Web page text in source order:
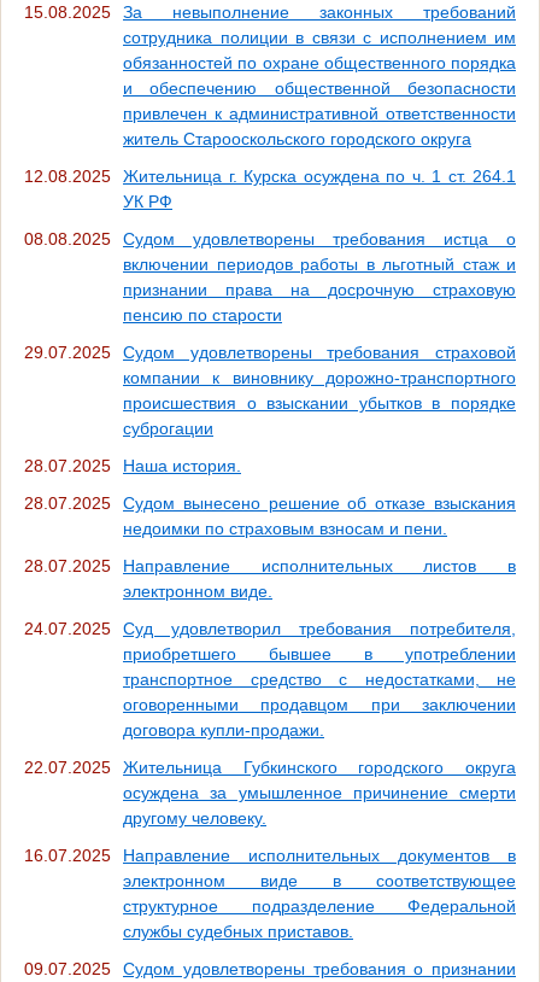
15.08.2025
За невыполнение законных требований
сотрудника полиции в связи с исполнением им
обязанностей по охране общественного порядка
и обеспечению общественной безопасности
привлечен к административной ответственности
житель Старооскольского городского округа
12.08.2025
Жительница г. Курска осуждена по ч. 1 ст. 264.1
УК РФ
08.08.2025
Судом удовлетворены требования истца о
включении периодов работы в льготный стаж и
признании права на досрочную страховую
пенсию по старости
29.07.2025
Судом удовлетворены требования страховой
компании к виновнику дорожно-транспортного
происшествия о взыскании убытков в порядке
суброгации
28.07.2025
Наша история.
28.07.2025
Судом вынесено решение об отказе взыскания
недоимки по страховым взносам и пени.
28.07.2025
Направление исполнительных листов в
электронном виде.
24.07.2025
Суд удовлетворил требования потребителя,
приобретшего бывшее в употреблении
транспортное средство с недостатками, не
оговоренными продавцом при заключении
договора купли-продажи.
22.07.2025
Жительница Губкинского городского округа
осуждена за умышленное причинение смерти
другому человеку.
16.07.2025
Направление исполнительных документов в
электронном виде в соответствующее
структурное подразделение Федеральной
службы судебных приставов.
09.07.2025
Судом удовлетворены требования о признании